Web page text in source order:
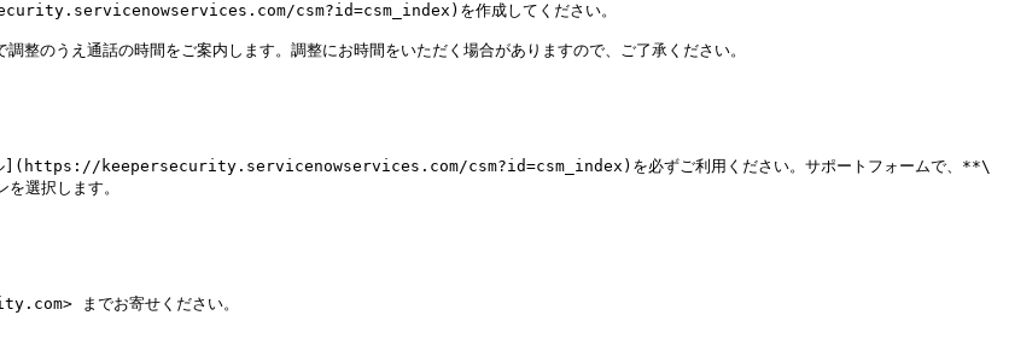
csm?id=csm_index)を作成してください。
整のうえ通話の時間をご案内します。調整にお時間をいただく場合がありますので、ご了承ください。
タル](https://keepersecurity.servicenowservices.com/csm?id=csm_index)を必ずご利用ください。サポートフォームで、**\
選択します。
までお寄せください。